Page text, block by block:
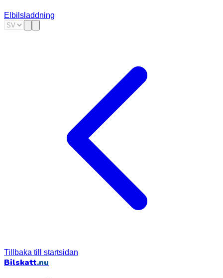
Elbilsladdning
Tillbaka till startsidan
Bilskatt.nu